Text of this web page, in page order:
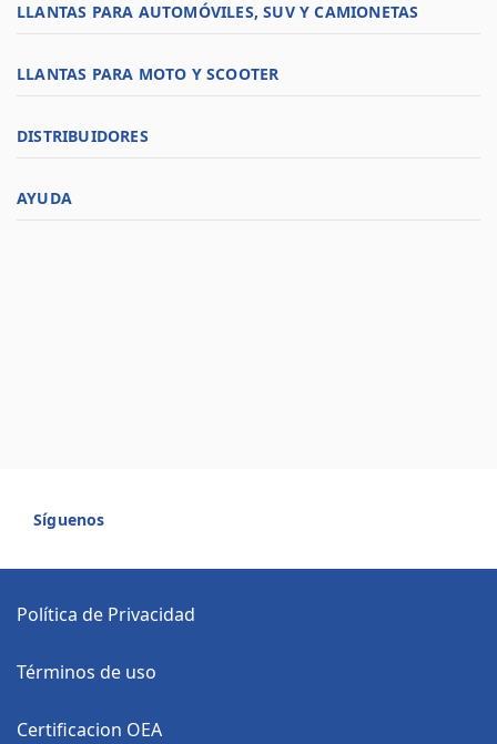
LLANTAS PARA AUTOMÓVILES, SUV Y CAMIONETAS
LLANTAS PARA MOTO Y SCOOTER
DISTRIBUIDORES
AYUDA
Síguenos
Política de Privacidad
Términos de uso
Certificacion OEA